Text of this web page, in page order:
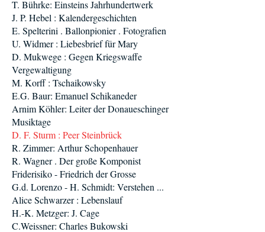
T. Bührke: Einsteins Jahrhundertwerk
J. P. Hebel : Kalendergeschichten
E. Spelterini . Ballonpionier . Fotografien
U. Widmer : Liebesbrief für Mary
D. Mukwege : Gegen Kriegswaffe
Vergewaltigung
M. Korff : Tschaikowsky
E.G. Baur: Emanuel Schikaneder
Arnim Köhler: Leiter der Donaueschinger
Musiktage
D. F. Sturm : Peer Steinbrück
R. Zimmer: Arthur Schopenhauer
R. Wagner . Der große Komponist
Friderisiko - Friedrich der Grosse
G.d. Lorenzo - H. Schmidt: Verstehen ...
Alice Schwarzer : Lebenslauf
H.-K. Metzger: J. Cage
C.Weissner: Charles Bukowski